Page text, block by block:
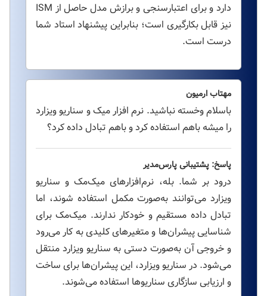
دارد و برای اعتبارسنجی و برازش مدل حاصل از ISM
نیز قابل بکارگیری است؛ بنابراین پیشنهاد استاد شما
درست است.
مهتاب ارمیون
باسلام وخسته نباشید. نرم افزار میک و سناریو ویزارد
را میشه باهم استفاده کرد و باهم تبادل داده کرد؟
پاسخ: پشتیبانی پارس‌مدیر
درود بر شما. بله، نرم‌افزارهای میک‌مک و سناریو
ویزارد می‌توانند به‌صورت مکمل استفاده شوند، اما
تبادل داده مستقیم و خودکار ندارند. میک‌مک برای
شناسایی پیشران‌ها و متغیرهای کلیدی به کار می‌رود
و خروجی آن به‌صورت دستی به سناریو ویزارد منتقل
می‌شود. در سناریو ویزارد، این پیشران‌ها برای ساخت
و ارزیابی سازگاری سناریوها استفاده می‌شوند.